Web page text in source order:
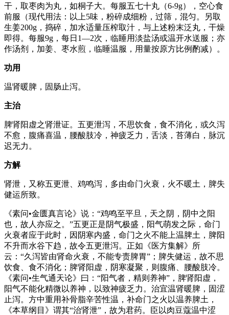
干，取枣肉为丸，如桐子大。每服五七十丸（6-9g），空心食
前服（现代用法：以上5味，粉碎成细粉，过筛，混匀。另取
生姜200g，捣碎，加水适量压榨取汁，与上述粉末泛丸，干燥
即得。每服9g，每日1—2次，临睡用淡盐汤或温开水送服；亦
作汤剂，加姜、枣水煎，临睡温服，用量按原方比例酌减）。
功用
温肾暖脾，固肠止泻。
主治
脾肾阳虚之肾泄证。五更泄泻，不思饮食，食不消化，或久泻
不愈，腹痛喜温，腰酸肢冷，神疲乏力，舌淡，苔薄白，脉沉
迟无力。
方解
肾泄，又称五更泄、鸡鸣泻，多由命门火衰，火不暖土，脾失
健运所致。
《素问•金匮真言论》说：“鸡鸣至平旦，天之阴，阴中之阳
也，故人亦应之。”五更正是阴气极盛，阳气萌发之际，命门
火衰者应于此时，因阴寒内盛，命门之火不能上温脾土，脾阳
不升而水谷下趋，故令五更泄泻。正如《医方集解》所
云：“久泻皆由肾命火衰，不能专责脾胃”；脾失健运，故不思
饮食、食不消化；脾肾阳虚，阴寒凝聚，则腹痛、腰酸肢冷。
《素问•生气通天论》曰：“阳气者，精则养神”，脾肾阳虚，
阳气不能化精微以养神，以致神疲乏力。治宜温肾暖脾，固涩
止泻。方中重用补骨脂辛苦性温，补命门之火以温养脾土，
《本草纲目》谓其“治肾泄”，故为君药。臣以肉豆蔻温中涩